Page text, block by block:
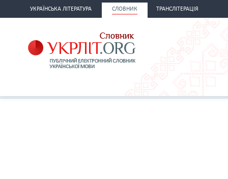
УКРАЇНСЬКА ЛІТЕРАТУРА СЛОВНИК ТРАНСЛІТЕРАЦІЯ